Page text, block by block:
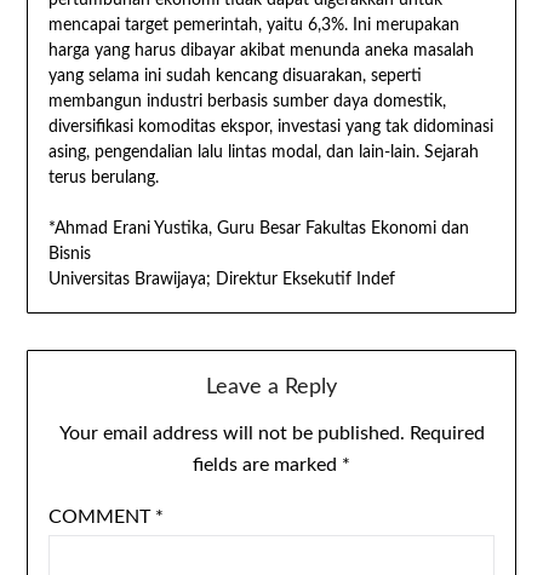
mencapai target pemerintah, yaitu 6,3%. Ini merupakan
harga yang harus dibayar akibat menunda aneka masalah
yang selama ini sudah kencang disuarakan, seperti
membangun industri berbasis sumber daya domestik,
diversifikasi komoditas ekspor, investasi yang tak didominasi
asing, pengendalian lalu lintas modal, dan lain-lain. Sejarah
terus berulang.
*Ahmad Erani Yustika, Guru Besar Fakultas Ekonomi dan
Bisnis
Universitas Brawijaya; Direktur Eksekutif Indef
Leave a Reply
Your email address will not be published. Required
fields are marked *
COMMENT *